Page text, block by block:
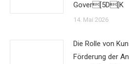
Gover[5D[K
14. Mai 2026
Die Rolle von
Förderung der